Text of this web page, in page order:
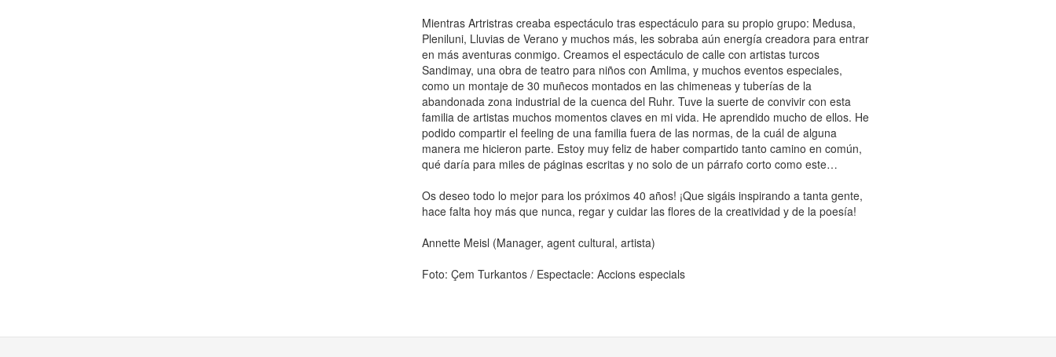
Mientras Artristras creaba espectáculo tras espectáculo para su propio grupo: Medusa,
Pleniluni, Lluvias de Verano y muchos más, les sobraba aún energía creadora para entrar
en más aventuras conmigo. Creamos el espectáculo de calle con artistas turcos
Sandimay, una obra de teatro para niños con Amlima, y muchos eventos especiales,
como un montaje de 30 muñecos montados en las chimeneas y tuberías de la
abandonada zona industrial de la cuenca del Ruhr. Tuve la suerte de convivir con esta
familia de artistas muchos momentos claves en mi vida. He aprendido mucho de ellos. He
podido compartir el feeling de una familia fuera de las normas, de la cuál de alguna
manera me hicieron parte. Estoy muy feliz de haber compartido tanto camino en común,
qué daría para miles de páginas escritas y no solo de un párrafo corto como este…
Os deseo todo lo mejor para los próximos 40 años! ¡Que sigáis inspirando a tanta gente,
hace falta hoy más que nunca, regar y cuidar las flores de la creatividad y de la poesía!
Annette Meisl (Manager, agent cultural, artista)
Foto: Çem Turkantos / Espectacle: Accions especials